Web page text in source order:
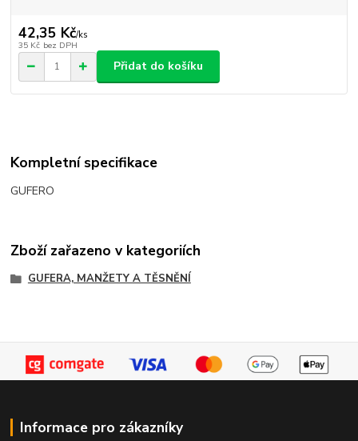
42,35 Kč/ks
35 Kč bez DPH
Přidat do košíku
Kompletní specifikace
GUFERO
Zboží zařazeno v kategoriích
GUFERA, MANŽETY A TĚSNĚNÍ
Informace pro zákazníky